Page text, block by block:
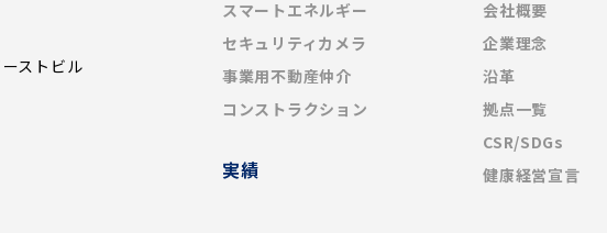
ストビル
スマートエネルギー
セキュリティカメラ
事業用不動産仲介
コンストラクション
実績
会社概要
企業理念
沿革
拠点一覧
CSR/SDGs
健康経営宣言